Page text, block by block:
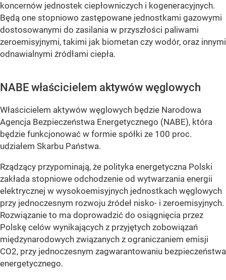
koncernów jednostek ciepłowniczych i kogeneracyjnych.
Będą one stopniowo zastępowane jednostkami gazowymi
dostosowanymi do zasilania w przyszłości paliwami
zeroemisyjnymi, takimi jak biometan czy wodór, oraz innymi
odnawialnymi źródłami ciepła.
NABE właścicielem aktywów węglowych
Właścicielem aktywów węglowych będzie Narodowa
Agencja Bezpieczeństwa Energetycznego (NABE), która
będzie funkcjonować w formie spółki ze 100 proc.
udziałem Skarbu Państwa.
Rządzący przypominają, że polityka energetyczna Polski
zakłada stopniowe odchodzenie od wytwarzania energii
elektrycznej w wysokoemisyjnych jednostkach węglowych
przy jednoczesnym rozwoju źródeł nisko- i zeroemisyjnych.
Rozwiązanie to ma doprowadzić do osiągnięcia przez
Polskę celów wynikających z przyjętych zobowiązań
międzynarodowych związanych z ograniczaniem emisji
CO2, przy jednoczesnym zagwarantowaniu bezpieczeństwa
energetycznego.